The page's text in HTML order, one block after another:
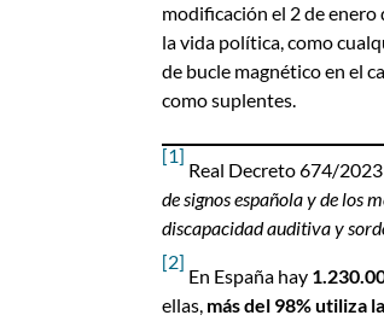
modificación el 2 de
la vida política, como
de bucle magnético en el
como suplentes.
[1]
Real Decreto 674/
de signos española y de los
discapacidad auditiva y
[2]
En España hay
ellas, más del 98%utiliza